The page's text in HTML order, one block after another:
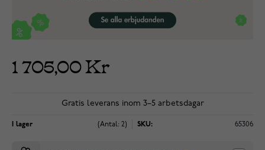
1 705,00 Kr
Gratis leverans inom 3–5 arbetsdagar
I lager (Antal: 2) SKU: 65306